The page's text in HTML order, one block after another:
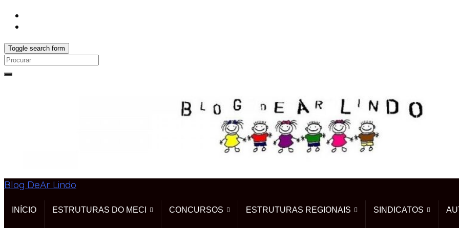
Toggle search form
Search
Blog DeAr Lindo
INÍCIO ESTRUTURAS DO MECI CONCURSOS ESTRUTURAS REGIONAIS SINDICATOS